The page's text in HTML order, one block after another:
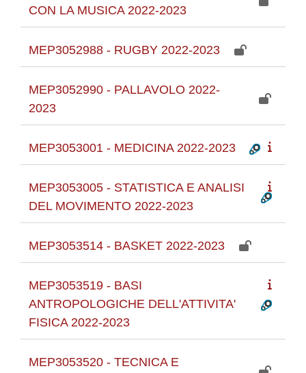
CON LA MUSICA 2022-2023
MEP3052988 - RUGBY 2022-2023
MEP3052990 - PALLAVOLO 2022-
2023
MEP3053001 - MEDICINA 2022-2023
MEP3053005 - STATISTICA E ANALISI
DEL MOVIMENTO 2022-2023
MEP3053514 - BASKET 2022-2023
MEP3053519 - BASI
ANTROPOLOGICHE DELL'ATTIVITA'
FISICA 2022-2023
MEP3053520 - TECNICA E